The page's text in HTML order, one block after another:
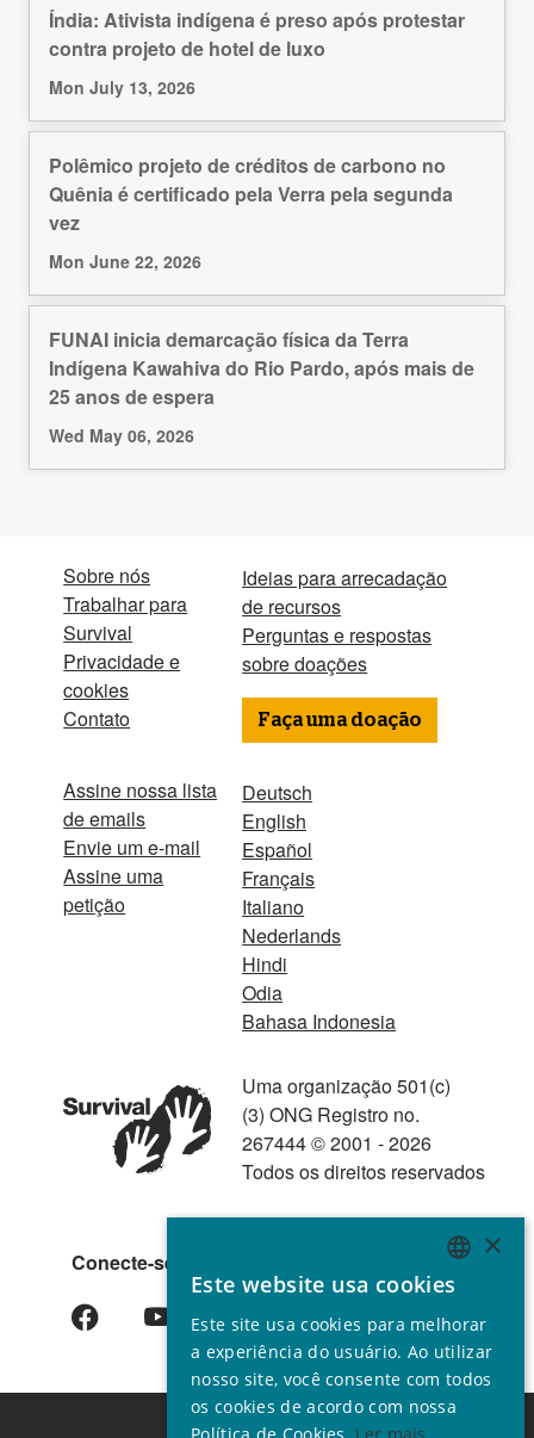
Índia: Ativista indígena é preso após protestar
contra projeto de hotel de luxo
Mon July 13, 2026
Polêmico projeto de créditos de carbono no
Quênia é certificado pela Verra pela segunda
vez
Mon June 22, 2026
FUNAI inicia demarcação física da Terra
Indígena Kawahiva do Rio Pardo, após mais de
25 anos de espera
Wed May 06, 2026
Sobre nós
Trabalhar para
Survival
Privacidade e
cookies
Contato
Assine nossa lista
de emails
Envie um e-mail
Assine uma
petição
Ideias para arrecadação
de recursos
Perguntas e respostas
sobre doações
Faça uma doação
Deutsch
English
Español
Français
Italiano
Nederlands
Hindi
Odia
Bahasa Indonesia
Conecte-se conosco
Uma organização 501(c)
(3) ONG Registro no.
267444 © 2001 - 2026
Todos os direitos reservados
ENGLISH
GERMAN
SPANISH
FRENCH
×
Este website usa cookies
Este site usa cookies para melhorar
a experiência do usuário. Ao utilizar
nosso site, você consente com todos
os cookies de acordo com nossa